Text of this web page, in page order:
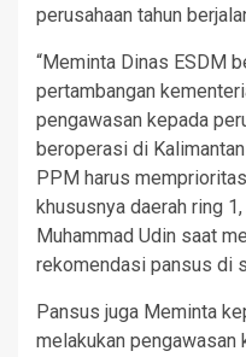
perusahaan tahun
“Meminta Dinas ESDM
pertambangan
pengawasan kepada
beroperasi di
PPM harus
khususnya daerah ring
Muhammad Udin saat
rekomendasi pansus di
Pansus juga Meminta
melakukan pengawasan